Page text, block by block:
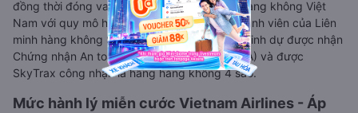
đồng thời đóng vai trò chủ lực trong ngành hàng không Việt
Nam với quy mô hoạt động toàn cầu và là thành viên của Liên
minh hàng không Skyteam. Vietnam Airlines vinh dự được nhận
Chứng nhận An toàn khai thác của IATA (IOSA) và được
SkyTrax công nhận là hãng hàng không 4 sao.
Mức hành lý miễn cước Vietnam Airlines - Áp